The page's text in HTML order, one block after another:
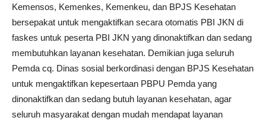
Kemensos, Kemenkes, Kemenkeu, dan BPJS Kesehatan
bersepakat untuk mengaktifkan secara otomatis PBI JKN di
faskes untuk peserta PBI JKN yang dinonaktifkan dan sedang
membutuhkan layanan kesehatan. Demikian juga seluruh
Pemda cq. Dinas sosial berkordinasi dengan BPJS Kesehatan
untuk mengaktifkan kepesertaan PBPU Pemda yang
dinonaktifkan dan sedang butuh layanan kesehatan, agar
seluruh masyarakat dengan mudah mendapat layanan